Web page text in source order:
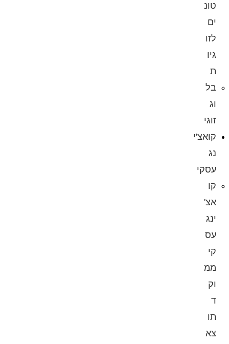
טונ
ים
לזו
גיו
ת
בל
וג
זוגי
קואצ'י
נג
עסקי
קו
אצ'
ינג
עס
קי
ממ
וק
תו
צא